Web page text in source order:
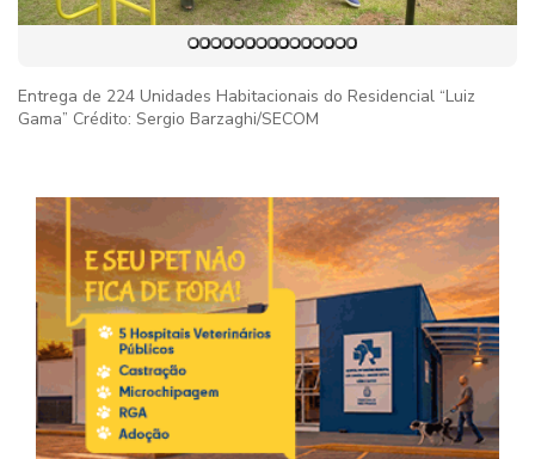
Entrega de 224 Unidades Habitacionais do Residencial “Luiz
Gama” Crédito: Sergio Barzaghi/SECOM